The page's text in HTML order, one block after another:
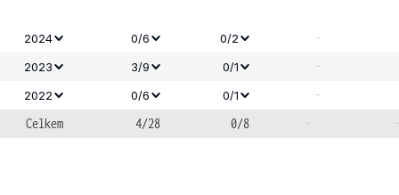
2024 0/6 0/2 -
2023 3/9 0/1 -
2022 0/6 0/1
-
Celkem
4/28 0/8 -